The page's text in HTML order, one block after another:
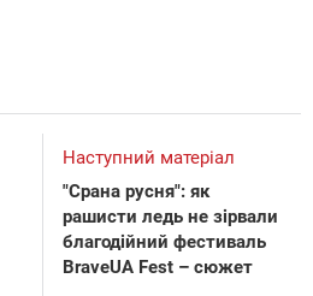
Наступний матеріал
"Срана русня": як
рашисти ледь не зірвали
благодійний фестиваль
BraveUA Fest – сюжет